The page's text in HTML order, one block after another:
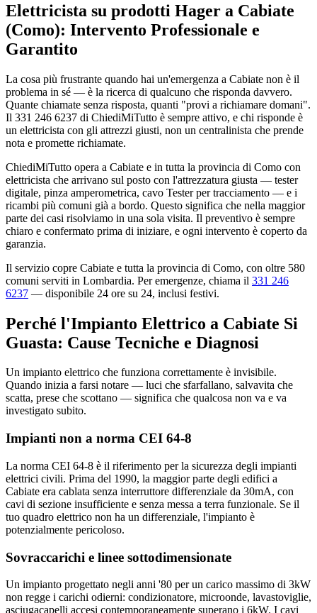
Elettricista su prodotti Hager a Cabiate
(Como): Intervento Professionale e
Garantito
La cosa più frustrante quando hai un'emergenza a Cabiate non è il
problema in sé — è la ricerca di qualcuno che risponda davvero.
Quante chiamate senza risposta, quanti "provi a richiamare domani".
Il 331 246 6237 di ChiediMiTutto è sempre attivo, e chi risponde è
un elettricista con gli attrezzi giusti, non un centralinista che prende
nota e promette richiamate.
ChiediMiTutto opera a Cabiate e in tutta la provincia di Como con
elettricista che arrivano sul posto con l'attrezzatura giusta — tester
digitale, pinza amperometrica, cavo Tester per tracciamento — e i
ricambi più comuni già a bordo. Questo significa che nella maggior
parte dei casi risolviamo in una sola visita. Il preventivo è sempre
chiaro e confermato prima di iniziare, e ogni intervento è coperto da
garanzia.
Il servizio copre Cabiate e tutta la provincia di Como, con oltre 580
comuni serviti in Lombardia. Per emergenze, chiama il 331 246
6237 — disponibile 24 ore su 24, inclusi festivi.
Perché l'Impianto Elettrico a Cabiate Si
Guasta: Cause Tecniche e Diagnosi
Un impianto elettrico che funziona correttamente è invisibile.
Quando inizia a farsi notare — luci che sfarfallano, salvavita che
scatta, prese che scottano — significa che qualcosa non va e va
investigato subito.
Impianti non a norma CEI 64-8
La norma CEI 64-8 è il riferimento per la sicurezza degli impianti
elettrici civili. Prima del 1990, la maggior parte degli edifici a
Cabiate era cablata senza interruttore differenziale da 30mA, con
cavi di sezione insufficiente e senza messa a terra funzionale. Se il
tuo quadro elettrico non ha un differenziale, l'impianto è
potenzialmente pericoloso.
Sovraccarichi e linee sottodimensionate
Un impianto progettato negli anni '80 per un carico massimo di 3kW
non regge i carichi odierni: condizionatore, microonde, lavastoviglie,
asciugacapelli accesi contemporaneamente superano i 6kW. I cavi